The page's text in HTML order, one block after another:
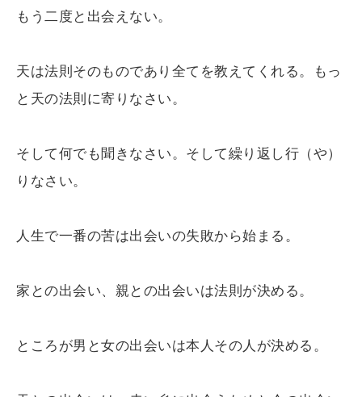
もう二度と出会えない。
天は法則そのものであり全てを教えてくれる。もっ
と天の法則に寄りなさい。
そして何でも聞きなさい。そして繰り返し行（や）
りなさい。
人生で一番の苦は出会いの失敗から始まる。
家との出会い、親との出会いは法則が決める。
ところが男と女の出会いは本人その人が決める。